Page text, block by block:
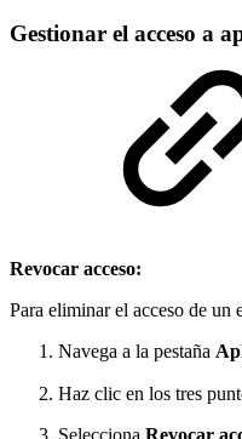
Gestionar el acceso a
Revocar acceso:
Para eliminar el acceso de un
Navega a la pestaña
Haz clic en los tres
Selecciona Revocar